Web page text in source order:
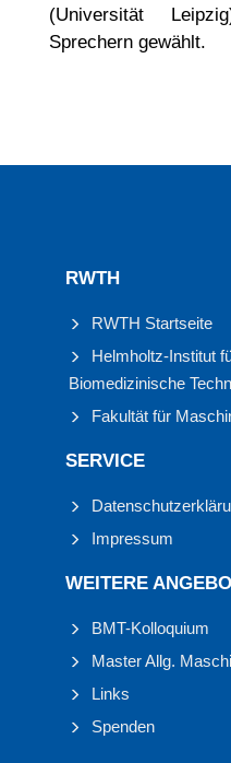
(Universität
Sprechern gewählt.
RWTH
RWTH Startseite
Helmholtz-Institut
Biomedizinische
Fakultät für
SERVICE
Impressum
WEITERE
BMT-Kolloquium
Master Allg.
Links
Spenden